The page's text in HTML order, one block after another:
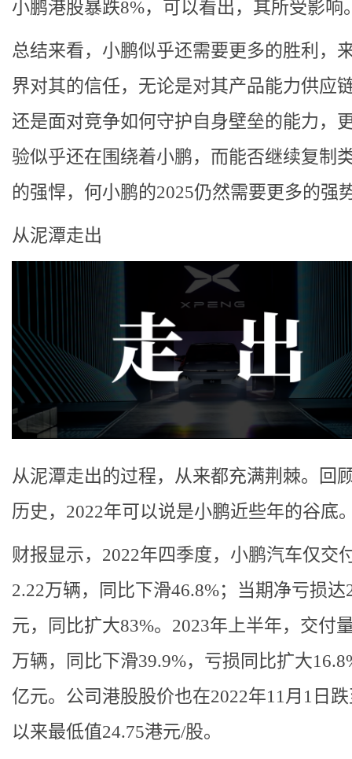
小鹏港股暴跌8%，可以看出，其所受影响
总结来看，小鹏似乎还需要更多的胜利，
界对其的信任，无论是对其产品能力供应
还是面对竞争如何守护自身壁垒的能力，
验似乎还在围绕着小鹏，而能否继续复制
的强悍，何小鹏的2025仍然需要更多的强
从泥潭走出
从泥潭走出的过程，从来都充满荆棘。回
历史，2022年可以说是小鹏近些年的谷底
财报显示，2022年四季度，小鹏汽车仅交
2.22万辆，同比下滑46.8%；当期净亏损达
元，同比扩大83%。2023年上半年，交付
万辆，同比下滑39.9%，亏损同比扩大
亿元。公司港股股价也在2022年11月1日
以来最低值24.75港元/股。